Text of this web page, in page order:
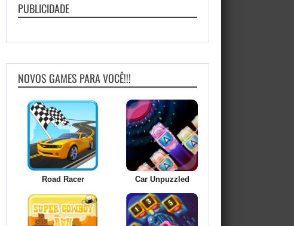
PUBLICIDADE
NOVOS GAMES PARA VOCÊ!!!
Road Racer Car Unpuzzled